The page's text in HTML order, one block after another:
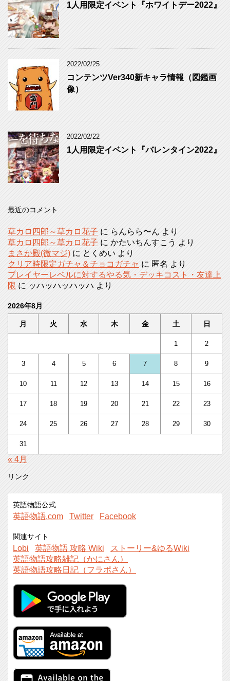
1人用限定イベント『ホワイトデー2022』
2022/02/25
コンテンツVer340新キャラ情報（図鑑画
像）
2022/02/22
1人用限定イベント『バレンタイン2022』
最近のコメント
草カロ四郎～草カロ花子 に らんらら〜ん より
草カロ四郎～草カロ花子 に かたいちんすこう より
まさか殿(微マジ) に とくめい より
クリア時限定ガチャ＆チョコガチャ に 匿名 より
プレイヤーレベルに対するやる気・デッキコスト・友達上
限 に ッハッハッハッハ より
2026年8月
月 火 水 木 金 土 日
1 2
3 4 5 6 7 8 9
10 11 12 13 14 15 16
17 18 19 20 21 22 23
24 25 26 27 28 29 30
31
« 4月
リンク
英語物語公式
英語物語.com Twitter Facebook
関連サイト
Lobi 英語物語 攻略 Wiki
ストーリー&ゆるWiki
英語物語攻略雑記（かにさん）
英語物語攻略日記（フラポさん）